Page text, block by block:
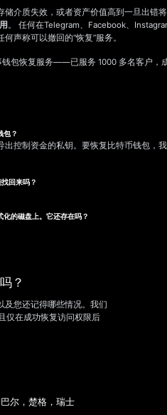
储介质失效，或者资产价值高到一旦出
。 任何在Telegram、Facebook、
声称可以撤回的“恢复”服务。
包恢复服务——已服务 1000 多名客户，
包？
出控制资金的私钥。要恢复比特币钱包，
回来吗？
的磁盘上。它还存在吗？
？
及您还记得哪些情况。我们
仅在成功恢复访问权限后
尔，楚格，瑞士